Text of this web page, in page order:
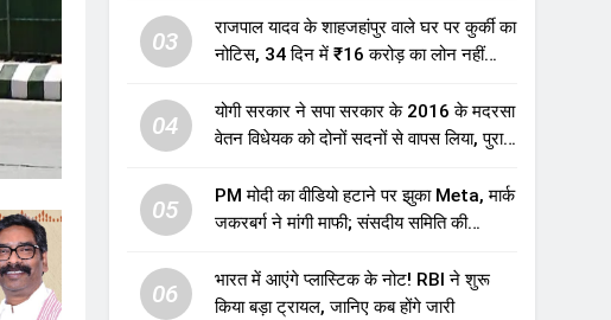
03
राजपाल यादव के शाहजहांपुर वाले घर पर कुर्की का
नोटिस, 34 दिन में ₹16 करोड़ का लोन नहीं
04
योगी सरकार ने सपा सरकार के 2016 के मदरसा
वेतन विधेयक को दोनों सदनों से वापस लिया, पुराने
उठाए सवाल
05
PM मोदी का वीडियो हटाने पर झुका Meta, मार्क
जकरबर्ग ने मांगी माफी; संसदीय समिति की
06
भारत में आएंगे प्लास्टिक के नोट! RBI ने शुरू
किया बड़ा ट्रायल, जानिए कब होंगे जारी